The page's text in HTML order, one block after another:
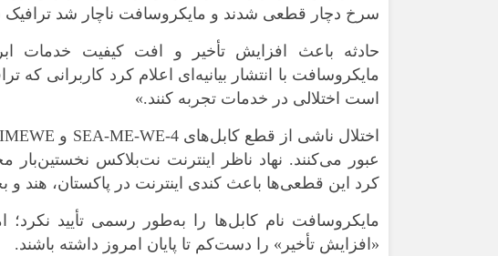
سرخ دچار قطعی شدند و مایکروسافت ناچار شد ترافیک
حادثه باعث افزایش تأخیر و افت کیفیت خدمات
مایکروسافت با انتشار بیانیه‌ای اعلام کرد کاربرانی
است اختلالی در خدمات تجربه کنند.»
عبور می‌کنند. نهاد ناظر اینترنت نت‌بلاکس
کرد این قطعی‌ها باعث کندی اینترنت در پاکستان،
مایکروسافت نام کابل‌ها را به‌طور رسمی تأیید نکرد؛
«افزایش تأخیر» را دست‌کم تا پایان امروز داشته باشند.